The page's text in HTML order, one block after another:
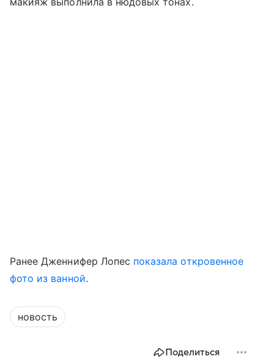
Ранее Дженнифер Лопес показала откровенное
фото из ванной.
новость
Поделиться